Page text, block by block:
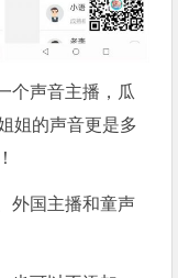
个声音主播，瓜
姐的声音更是多
外国主播和童声